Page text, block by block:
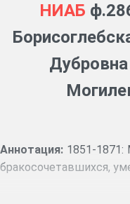
НИАБ
Аннотация: 1851-1871:
бракосочетавшихся,